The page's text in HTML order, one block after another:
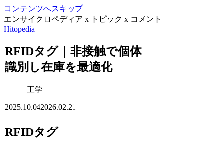
コンテンツへスキップ
エンサイクロペディア x トピック x コメント
Hitopedia
RFIDタグ｜非接触で個体
識別し在庫を最適化
工学
2025.10.042026.02.21
RFIDタグ